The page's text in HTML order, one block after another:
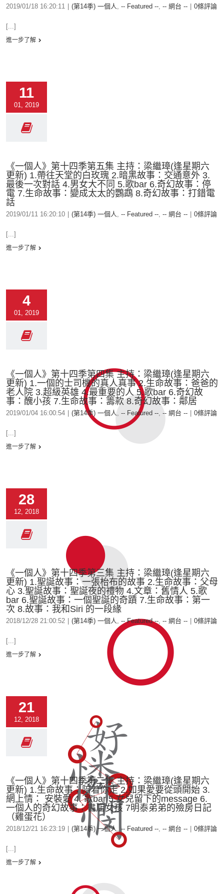
2019/01/18 16:20:11 (第14季) 一個人, -- Featured --, -- 網台 -- 0條評論
[...]
進一步了解
11
01, 2019
《一個人》第十四季第五集 主持：梁繼璋(逢星期六
更新) 1.帶往天堂的白玫瑰 2.暗黑故事：交通意外 3.
最後一次對話 4.男女大不同 5.歌bar 6.奇幻故事：停
電 7.生命故事：變成太太的鸚鵡 8.奇幻故事：打錯電
話
2019/01/11 16:20:10 (第14季) 一個人, -- Featured --, -- 網台 -- 0條評論
[...]
進一步了解
4
01, 2019
《一個人》第十四季第四集 主持：梁繼璋(逢星期六
更新) 1.一個的士司機的真人真事 2.生命故事：爸爸的
老人院 3.超級英雄 4.最重要的人 5.歌bar 6.奇幻故
事：醜小孩 7.生命故事：籌款 8.奇幻故事：鄰居
2019/01/04 16:00:54 (第14季) 一個人, -- Featured --, -- 網台 -- 0條評論
[...]
進一步了解
28
12, 2018
《一個人》第十四季第三集 主持：梁繼璋(逢星期六
更新) 1.聖誕故事：一張枱布的故事 2.生命故事：父母
心 3.聖誕故事：聖誕夜的禮物 4.文章：舊情人 5.歌
bar 6.聖誕故事：一個聖誕的奇蹟 7.生命故事：第一
次 8.故事：我和Siri 的一段緣
2018/12/28 21:00:52 (第14季) 一個人, -- Featured --, -- 網台 -- 0條評論
[...]
進一步了解
21
12, 2018
《一個人》第十四季第二集 主持：梁繼璋(逢星期六
更新) 1.生命故事：陪着你走 2.如果愛要從頭開始 3.
網上情： 安裝愛 4. 歌bar 5.女兒留下的message 6.
一個人的奇幻故事：書店女孩 7明泰弟弟的殮房日記
（雞蛋花）
2018/12/21 16:23:19 (第14季) 一個人, -- Featured --, -- 網台 -- 0條評論
[...]
進一步了解